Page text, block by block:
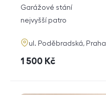
rozměry
dispozice
Garážové stání
funkce
nejvyšší patro
adresa
ul. Poděbradská, Praha
cena
1 500 Kč